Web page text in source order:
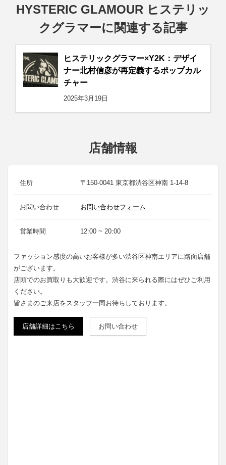
HYSTERIC GLAMOUR ヒステリッ
クグラマーに関連する記事
ヒステリックグラマー×Y2K：デザイ
ナー北村信彦が再定義するポップカル
チャー
2025年3月19日
店舗情報
住所 〒150-0041 東京都渋谷区神南 1-14-8
お問い合わせ お問い合わせフォーム
営業時間 12:00 ~ 20:00
ファッション感度の高いお客様が多い渋谷区神南エリアに路面店舗
がございます。
店頭でのお買取りも大歓迎です。渋谷に来られる際にはぜひご利用
ください。
皆さまのご来店をスタッフ一同お待ちしております。
店舗詳細はこちら お問い合わせ